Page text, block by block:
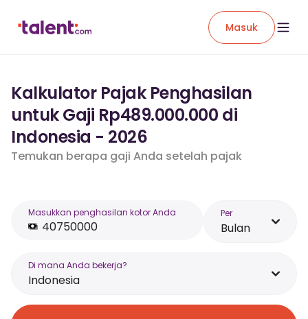
Masuk
Kalkulator Pajak Penghasilan
untuk Gaji Rp489.000.000 di
Indonesia - 2026
Temukan berapa gaji Anda setelah pajak
Masukkan penghasilan kotor Anda Per
Bulan
Di mana Anda bekerja?
Indonesia